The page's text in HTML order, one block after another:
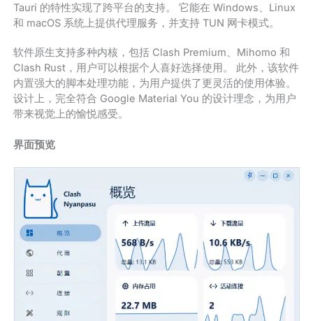
Tauri 的特性实现了跨平台的支持。 它能在 Windows、Linux
和 macOS 系统上提供代理服务，并支持 TUN 网卡模式。
软件原生支持多种内核，包括 Clash Premium、Mihomo 和
Clash Rust，用户可以根据个人喜好选择使用。 此外，该软件
内置强大的脚本处理功能，为用户提供了更灵活的使用体验。
设计上，完全符合 Google Material You 的设计理念，为用户
带来视觉上的愉悦感受。
界面预览